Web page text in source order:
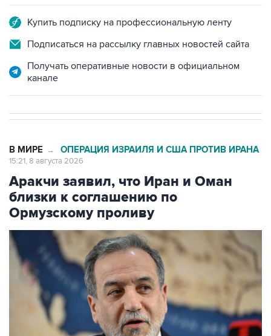
Купить подписку на профессиональную ленту
Подписаться на рассылку главных новостей сайта
Получать оперативные новости в официальном
канале
В МИРЕ → ОПЕРАЦИЯ ИЗРАИЛЯ И США ПРОТИВ ИРАНА
15:21, 8 августа 2026
Аракчи заявил, что Иран и Оман
близки к соглашению по
Ормузскому проливу